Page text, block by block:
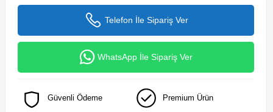
Telefon İle Sipariş Ver
WhatsApp İle Sipariş Ver
Güvenli Ödeme Premium Ürün